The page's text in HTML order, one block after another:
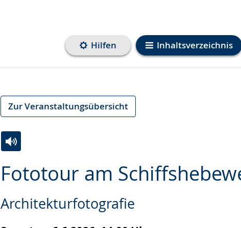
Inhaltsverzeichnis
Hilfen
Zur Veranstaltungsübersicht
Fototour am
Architekturfotografie
Leichten
wechseln.
Audio-
Video
Deutscher